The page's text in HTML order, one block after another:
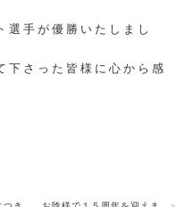
選手が優勝いたしまし
下さった皆様に心から感